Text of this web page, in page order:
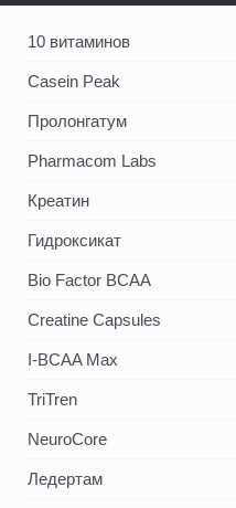
10 витаминов
Casein Peak
Пролонгатум
Pharmacom Labs
Креатин
Гидроксикат
Bio Factor BCAA
Creatine Capsules
I-BCAA Max
TriTren
NeuroCore
Ледертам